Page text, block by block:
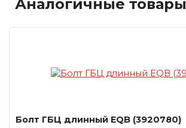
Аналогичные товары
Болт ГБЦ длинный EQB (3920780)